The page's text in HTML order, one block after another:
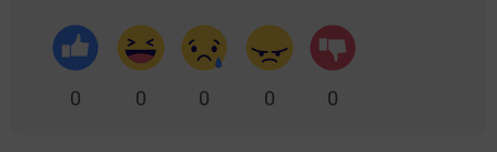
0 0 0 0 0